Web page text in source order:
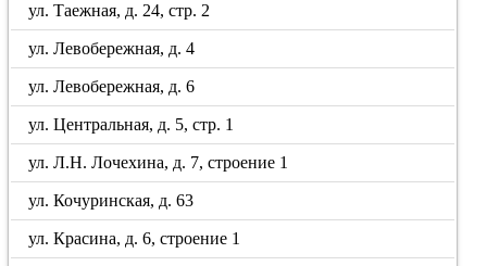
ул. Таежная, д. 24, стр. 2
ул. Левобережная, д. 4
ул. Левобережная, д. 6
ул. Центральная, д. 5, стр. 1
ул. Л.Н. Лочехина, д. 7, строение 1
ул. Кочуринская, д. 63
ул. Красина, д. 6, строение 1